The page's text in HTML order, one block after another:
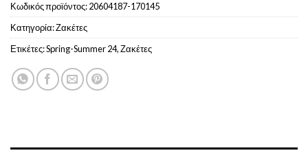
Κωδικός προϊόντος:20604187-170145
Κατηγορία:Ζακέτες
Ετικέτες:Spring-Summer 24,Ζακέτες